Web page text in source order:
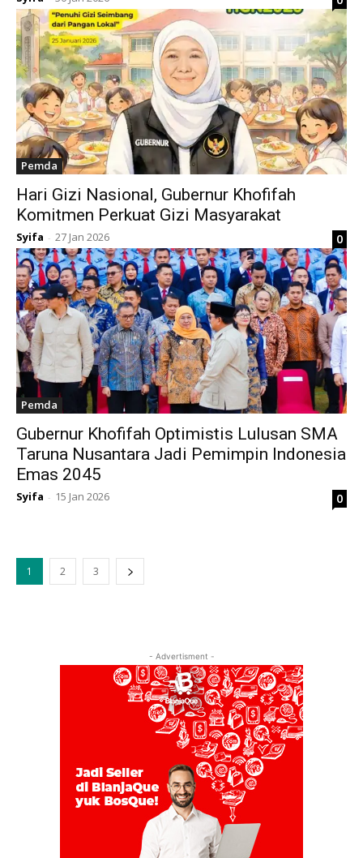
Pemda
Hari Gizi Nasional, Gubernur Khofifah
Komitmen Perkuat Gizi Masyarakat
Syifa - 27 Jan 2026 0
Pemda
Gubernur Khofifah Optimistis Lulusan SMA
Taruna Nusantara Jadi Pemimpin Indonesia
Emas 2045
Syifa - 15 Jan 2026 0
1 2 3
- Advertisment -